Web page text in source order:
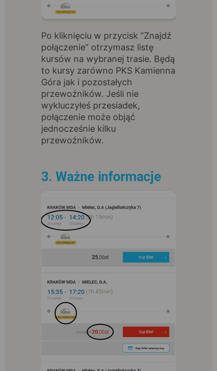
Po kliknięciu w przycisk “Znajdź
połączenie” otrzymasz listę
kursów na wybranej trasie. Będą
to kursy zarówno PKS Kamienna
Góra jak i pozostałych
przewoźników. Jeśli nie
wykluczyłeś przesiadek,
połączenie może objąć
jednocześnie kilku
przewoźników.
3. Ważne informacje